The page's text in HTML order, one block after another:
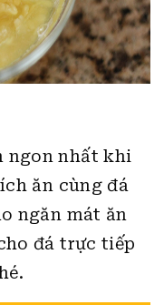
ngon nhất khi
ăn cùng đá
ngăn mát ăn
đá trực tiếp